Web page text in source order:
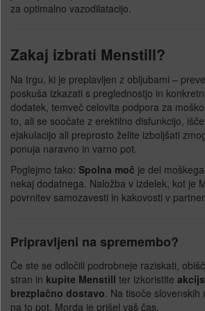
za optimalno vazodilatacijo.
Zakaj izbrati Menstill?
Na trgu, ki je preplavljen z obljubami –
poskuša izkazati s preglednostjo in
dodatek, temveč celovita podpora za
to, ali se soočate z erektilno disfunkcijo,
ejakulacijo ali preprosto želite izboljšati
ponuja naravno in varno pot.
Poglejmo tako: Spolna moč je del
nekaj dodatnega. Naložba v izdelek, kot je
povrnitev samozavesti in kakovosti v
Pripravljeni na spremembo?
Če ste se odločili podrobneje raziskati,
stran in kupite Menstill ter izkoristite
brezplačno dostavo. Na tisoče slovenskih
na to pot. Morda je prišel vaš čas.